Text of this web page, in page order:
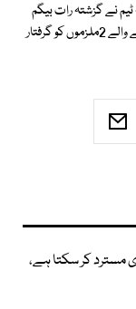
نے گزشتہ رات بیگم
کوٹ شاہدرہ میں دو بیکریوں پر چھاپہ مار کر بجلی چوری کرنے والے 2ملزموں کو گرفتار
مسترد کر سکتا ہے،